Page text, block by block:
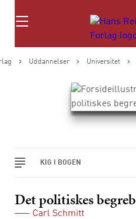
Søg
Uddannelser Universitet
KIG I BOGEN
Det politiskes begreb
Carl Schmitt